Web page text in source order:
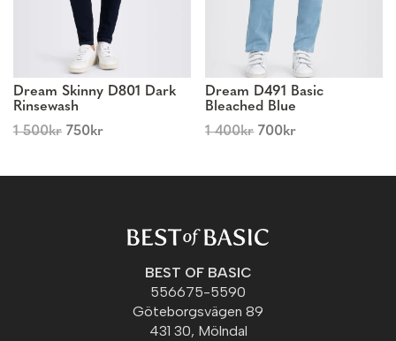
Dream Skinny D801 Dark
Rinsewash
1 500kr 750kr
Dream D491 Basic
Bleached Blue
1 400kr 700kr
BEST OF BASIC
556675-5590
Göteborgsvägen 89
431 30, Mölndal